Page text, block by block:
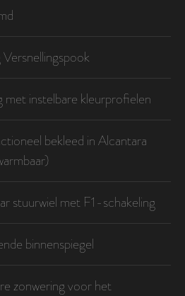
instelbare kleurprofielen
bekleed in Alcantara
stuurwiel met F1-schakeling
binnenspiegel
zonwering voor het